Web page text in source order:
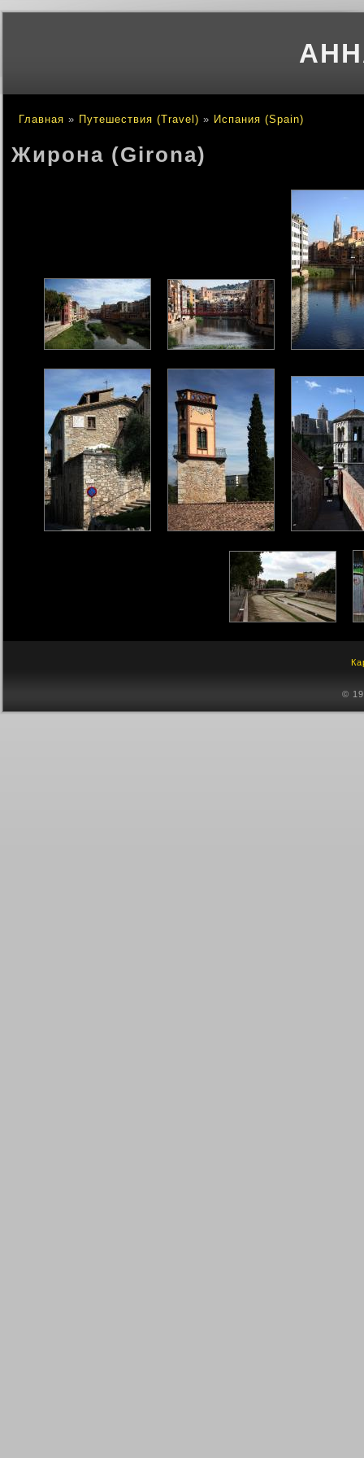
Вы здесь
Главная » Путешествия (Travel) » Испания (Spain)
Жирона (Girona)
©